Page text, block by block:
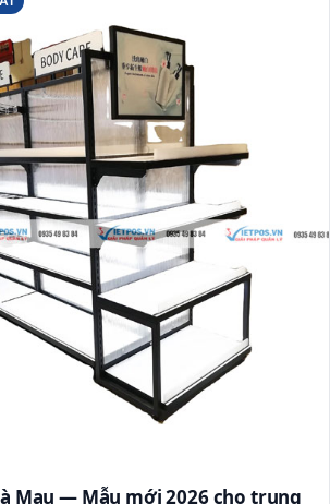
Mau — Mẫu mới 2026 cho trung